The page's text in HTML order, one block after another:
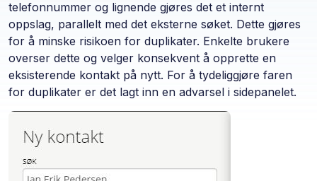
telefonnummer og lignende gjøres det et internt
oppslag, parallelt med det eksterne søket. Dette gjøres
for å minske risikoen for duplikater. Enkelte brukere
overser dette og velger konsekvent å opprette en
eksisterende kontakt på nytt. For å tydeliggjøre faren
for duplikater er det lagt inn en advarsel i sidepanelet.